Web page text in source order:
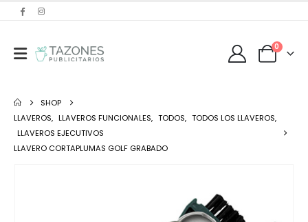
0
SHOP
LLAVEROS, LLAVEROS FUNCIONALES, TODOS, TODOS LOS LLAVEROS,
LLAVEROS EJECUTIVOS
LLAVERO CORTAPLUMAS GOLF GRABADO